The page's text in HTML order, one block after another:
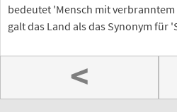
bedeutet 'Mensch mit
galt das Land als das Synonym für
<